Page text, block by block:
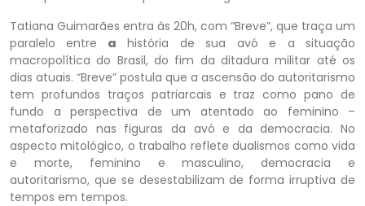
Tatiana Guimarães entra às 20h, com “Breve”, que traça um
paralelo entre a história de sua avó e a situação
macropolítica do Brasil, do fim da ditadura militar até os
dias atuais. “Breve” postula que a ascensão do autoritarismo
tem profundos traços patriarcais e traz como pano de
fundo a perspectiva de um atentado ao feminino –
metaforizado nas figuras da avó e da democracia. No
aspecto mitológico, o trabalho reflete dualismos como vida
e morte, feminino e masculino, democracia e
autoritarismo, que se desestabilizam de forma irruptiva de
tempos em tempos.